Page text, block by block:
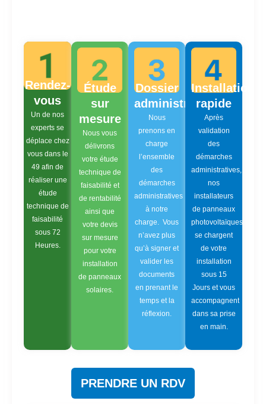
Rendez-
vous
Un de nos
experts se
déplace chez
vous dans le
49 afin de
réaliser une
étude
technique de
faisabilité
sous 72
Heures.
Étude
sur
mesure
Nous vous
délivrons
votre étude
technique de
faisabilité et
de rentabilité
ainsi que
votre devis
sur mesure
pour votre
installation
de panneaux
solaires.
Dossier
administratif
Nous
prenons en
charge
l’ensemble
des
démarches
administratives
à notre
charge. Vous
n’avez plus
qu’à signer et
valider les
documents
en prenant le
temps et la
réflexion.
Installation
rapide
Après
validation
des
démarches
administratives,
nos
installateurs
de panneaux
photovoltaïques
se chargent
de votre
installation
sous 15
Jours et vous
accompagnent
dans sa prise
en main.
PRENDRE UN RDV